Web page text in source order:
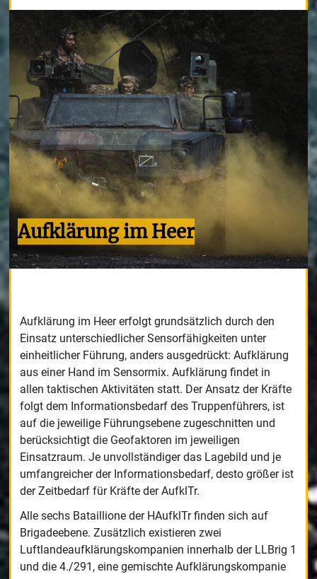
Aufklärung im Heer
Aufklärung im Heer erfolgt grundsätzlich durch den
Einsatz unterschiedlicher Sensorfähigkeiten unter
einheitlicher Führung, anders ausgedrückt: Aufklärung
aus einer Hand im Sensormix. Aufklärung findet in
allen taktischen Aktivitäten statt. Der Ansatz der Kräfte
folgt dem Informationsbedarf des Truppenführers, ist
auf die jeweilige Führungsebene zugeschnitten und
berücksichtigt die Geofaktoren im jeweiligen
Einsatzraum. Je unvollständiger das Lagebild und je
umfangreicher der Informationsbedarf, desto größer ist
der Zeitbedarf für Kräfte der AufklTr.
Alle sechs Bataillione der HAufklTr finden sich auf
Brigadeebene. Zusätzlich existieren zwei
Luftlandeaufklärungskompanien innerhalb der LLBrig 1
und die 4./291, eine gemischte Aufklärungskompanie